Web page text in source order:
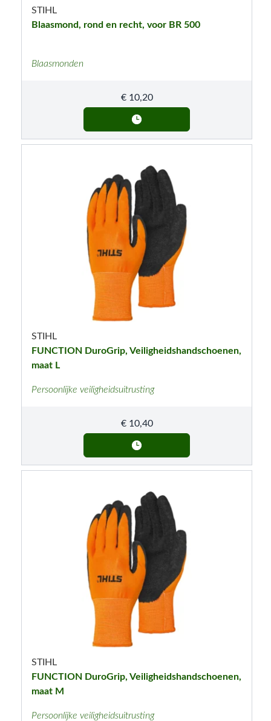
STIHL
Blaasmond, rond en recht, voor BR 500
Blaasmonden
€10,20
STIHL
FUNCTION DuroGrip, Veiligheidshandschoenen,
maat L
Persoonlijke veiligheidsuitrusting
€10,40
STIHL
FUNCTION DuroGrip, Veiligheidshandschoenen,
maat M
Persoonlijke veiligheidsuitrusting